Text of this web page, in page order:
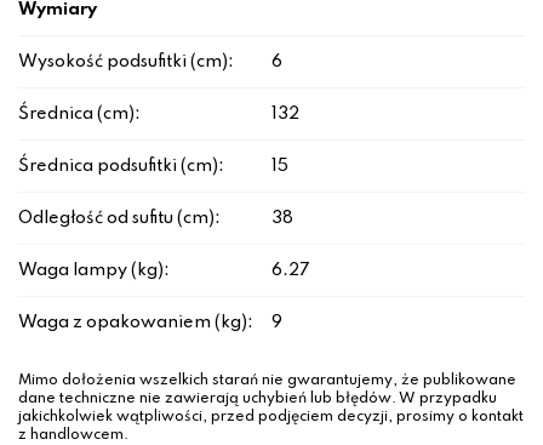
Wymiary
Wysokość podsufitki (cm): 6
Średnica (cm): 132
Średnica podsufitki (cm): 15
Odległość od sufitu (cm): 38
Waga lampy (kg): 6.27
Waga z opakowaniem (kg): 9
Mimo dołożenia wszelkich starań nie gwarantujemy, że publikowane
dane techniczne nie zawierają uchybień lub błędów. W przypadku
jakichkolwiek wątpliwości, przed podjęciem decyzji, prosimy o kontakt
z handlowcem.